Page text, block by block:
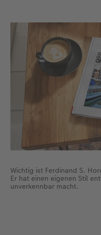
Foto-
Neuheiten
Neuheiten
Extras
Neuheiten
Extras
CEWE
Neuheiten
Neuheiten
Neuheiten
Wichtig ist Ferdinand S.
Er hat einen eigenen Stil
unverkennbar macht.